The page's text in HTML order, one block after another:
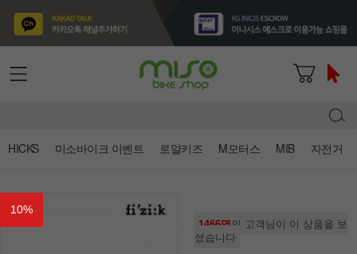
HICKS 미소바이크 이벤트 로얄키즈 M모터스 MIB 자전거
10%
1466명의 고객님이 이 상품을 보
셨습니다